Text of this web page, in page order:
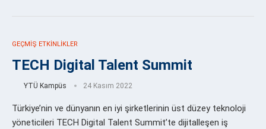
GEÇMIŞ ETKINLIKLER
TECH Digital Talent Summit
YTÜ Kampüs 24 Kasım 2022
Türkiye’nin ve dünyanın en iyi şirketlerinin üst düzey teknoloji
yöneticileri TECH Digital Talent Summit’te dijitalleşen iş